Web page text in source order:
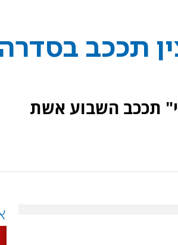
תככב
תככב השבוע אשת